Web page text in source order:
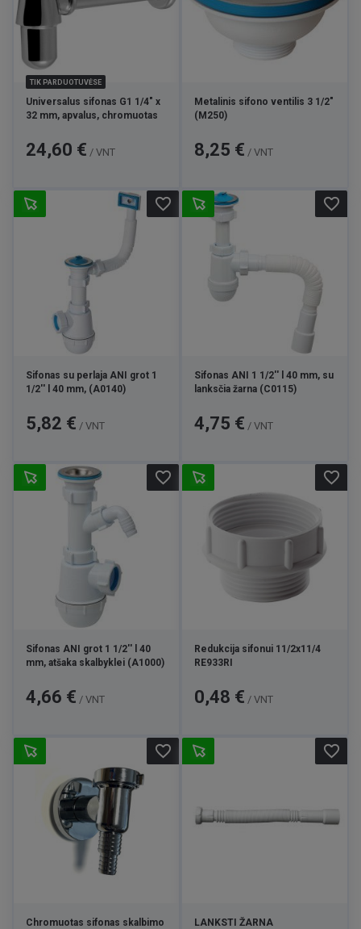
TIK PARDUOTUVĖSE
Universalus sifonas G1 1/4" x
32 mm, apvalus, chromuotas
Kaina
24,60 € / VNT
Metalinis sifono ventilis 3 1/2"
(M250)
Kaina
8,25 € / VNT
Sifonas su perlaja ANI grot 1
1/2'' l 40 mm, (A0140)
Kaina
5,82 € / VNT
favorite_border
Sifonas ANI 1 1/2'' l 40 mm, su
lanksčia žarna (C0115)
Kaina
4,75 € / VNT
favorite_border
Sifonas ANI grot 1 1/2'' l 40
mm, atšaka skalbyklei (A1000)
Kaina
4,66 € / VNT
favorite_border
Redukcija sifonui 11/2x11/4
RE933RI
Kaina
0,48 € / VNT
favorite_border
Chromuotas sifonas skalbimo
favorite_border
LANKSTI ŽARNA
favorite_border